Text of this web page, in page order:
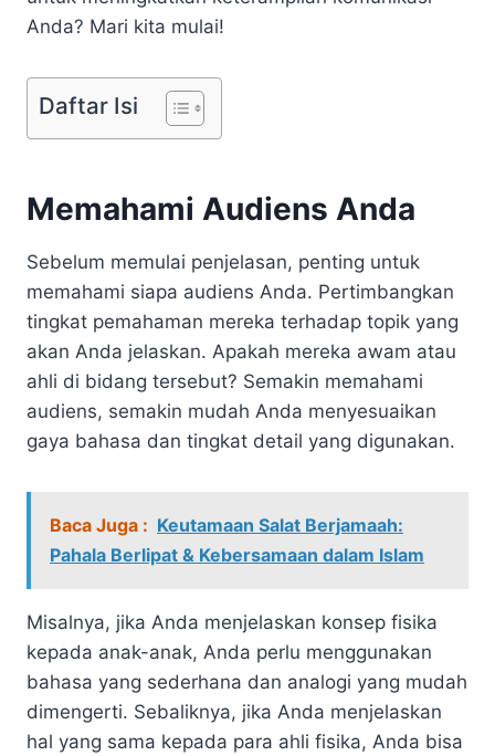
Anda? Mari kita mulai!
Daftar Isi
Memahami Audiens Anda
Sebelum memulai penjelasan, penting untuk
memahami siapa audiens Anda. Pertimbangkan
tingkat pemahaman mereka terhadap topik yang
akan Anda jelaskan. Apakah mereka awam atau
ahli di bidang tersebut? Semakin memahami
audiens, semakin mudah Anda menyesuaikan
gaya bahasa dan tingkat detail yang digunakan.
Baca Juga : Keutamaan Salat Berjamaah:
Pahala Berlipat & Kebersamaan dalam Islam
Misalnya, jika Anda menjelaskan konsep fisika
kepada anak-anak, Anda perlu menggunakan
bahasa yang sederhana dan analogi yang mudah
dimengerti. Sebaliknya, jika Anda menjelaskan
hal yang sama kepada para ahli fisika, Anda bisa